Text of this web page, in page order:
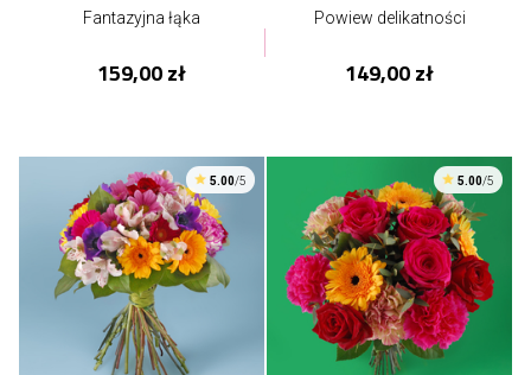
Fantazyjna łąka
159,00 zł
Powiew delikatności
149,00 zł
5.00/5 5.00/5